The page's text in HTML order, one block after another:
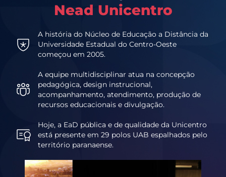
Nead Unicentro
A história do Núcleo de Educação a Distância da
Universidade Estadual do Centro-Oeste
começou em 2005.
A equipe multidisciplinar atua na concepção
pedagógica, design instrucional,
acompanhamento, atendimento, produção de
recursos educacionais e divulgação.
Hoje, a EaD pública e de qualidade da Unicentro
está presente em 29 polos UAB espalhados pelo
território paranaense.